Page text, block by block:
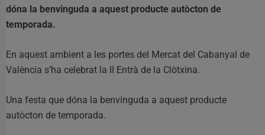
dóna la benvinguda a aquest producte autòcton de
temporada.
En aquest ambient a les portes del Mercat del Cabanyal de
València s’ha celebrat la II Entrà de la Clòtxina.
Una festa que dóna la benvinguda a aquest producte
autòcton de temporada.